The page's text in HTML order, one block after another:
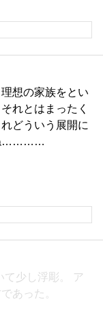
想の家族をとい
れとはまったく
どういう展開に
ね…………
て少し浮彫。 ア
あった。